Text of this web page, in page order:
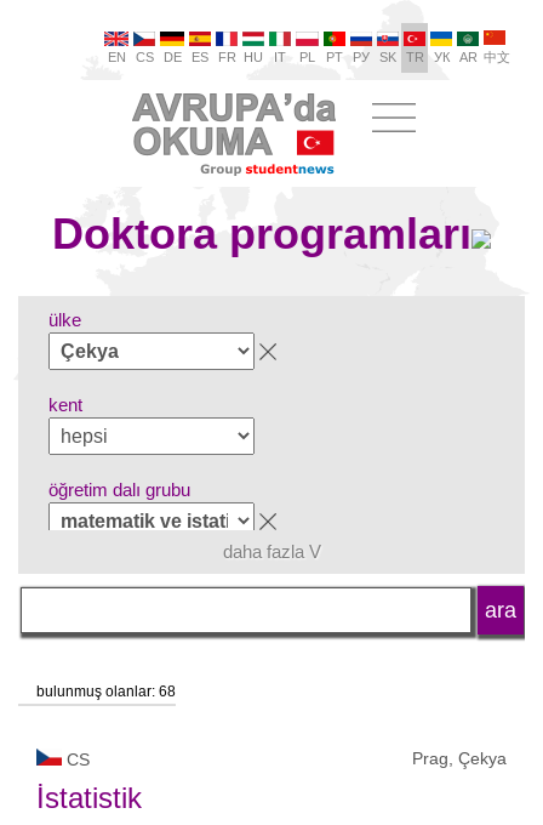
EN CS DE ES FR HU IT PL PT РУ SK TR УК AR 中文
Doktora programları
ülke
kent
öğretim dalı grubu
dil
daha fazla V
bulunmuş olanlar: 68
CS Prag, Çekya
İstatistik